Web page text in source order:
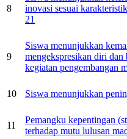
8
inovasi sesuai
21
9
Siswa menunjukkan
mengekspresikan diri dan
kegiatan pengembangan
10 Siswa menunjukkan
11
Pemangku kepentingan
terhadap mutu lulusan